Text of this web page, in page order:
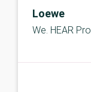
Loewe
We. HEAR Pro